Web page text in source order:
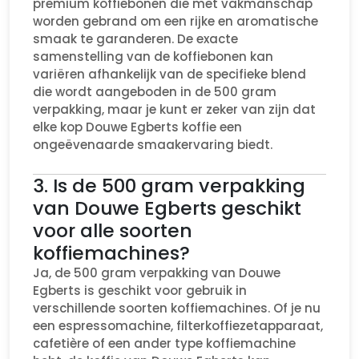
premium koffiebonen die met vakmanschap
worden gebrand om een rijke en aromatische
smaak te garanderen. De exacte
samenstelling van de koffiebonen kan
variëren afhankelijk van de specifieke blend
die wordt aangeboden in de 500 gram
verpakking, maar je kunt er zeker van zijn dat
elke kop Douwe Egberts koffie een
ongeëvenaarde smaakervaring biedt.
3. Is de 500 gram verpakking
van Douwe Egberts geschikt
voor alle soorten
koffiemachines?
Ja, de 500 gram verpakking van Douwe
Egberts is geschikt voor gebruik in
verschillende soorten koffiemachines. Of je nu
een espressomachine, filterkoffiezetapparaat,
cafetière of een ander type koffiemachine